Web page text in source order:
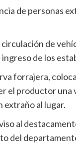
de personas
de
de los
forrajera,
el productor una
extraño al lugar.
al
del